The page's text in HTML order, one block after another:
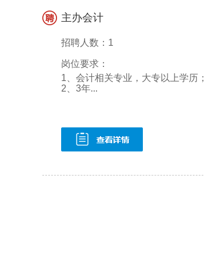
主办会计
招聘人数：1
岗位要求：
1、会计相关专业，大专以上学历；
2、3年...